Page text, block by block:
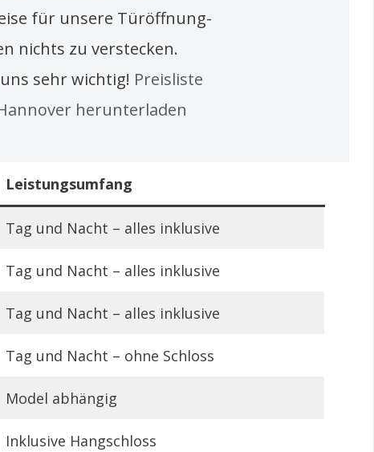
für unsere Türöffnung-
nichts zu verstecken.
sehr wichtig! Preisliste
herunterladen
Leistungsumfang
Tag und Nacht – alles inklusive
Tag und Nacht – alles inklusive
Tag und Nacht – alles inklusive
Tag und Nacht – ohne Schloss
Model abhängig
Inklusive Hangschloss